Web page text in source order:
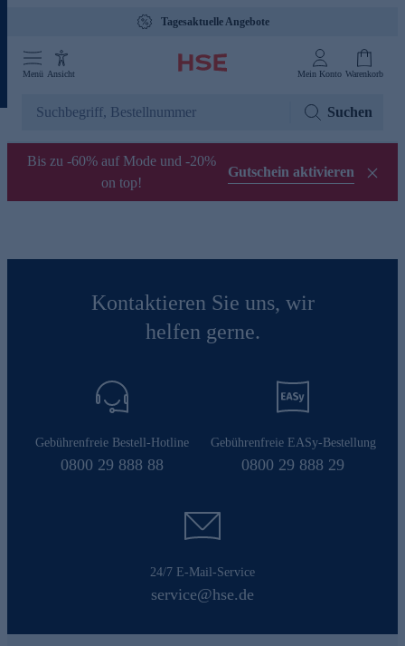
Tagesaktuelle Angebote
Menü Ansicht Mein Konto Warenkorb
Suchen
Bis zu -60% auf Mode und -20%
on top!
Gutschein aktivieren
Kontaktieren Sie uns, wir
helfen gerne.
Gebührenfreie Bestell-Hotline
0800 29 888 88
Gebührenfreie EASy-Bestellung
0800 29 888 29
24/7 E-Mail-Service
service@hse.de